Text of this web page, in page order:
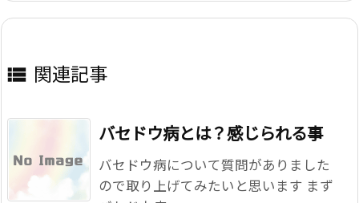
 関連記事
バセドウ病とは？感じられる事
バセドウ病について質問がありました
ので取り上げてみたいと思います まず